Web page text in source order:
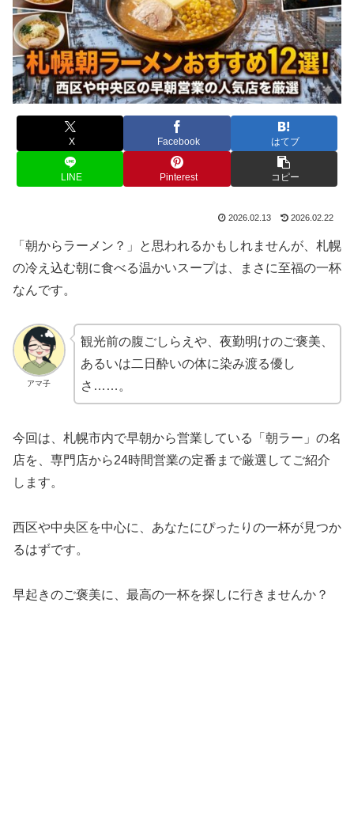
X Facebook はてブ
LINE Pinterest コピー
2026.02.13 2026.02.22
「朝からラーメン？」と思われるかもしれませんが、札幌
の冷え込む朝に食べる温かいスープは、まさに至福の一杯
なんです。
アマ子
観光前の腹ごしらえや、夜勤明けのご褒美、
あるいは二日酔いの体に染み渡る優し
さ……。
今回は、札幌市内で早朝から営業している「朝ラー」の名
店を、専門店から24時間営業の定番まで厳選してご紹介
します。
西区や中央区を中心に、あなたにぴったりの一杯が見つか
るはずです。
早起きのご褒美に、最高の一杯を探しに行きませんか？